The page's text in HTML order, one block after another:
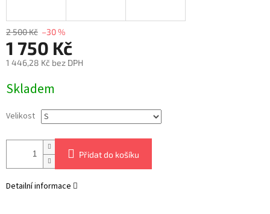
2 500 Kč –30 %
1 750 Kč
1 446,28 Kč bez DPH
cena:
Skladem
Velikost
Přidat do košíku
Detailní informace